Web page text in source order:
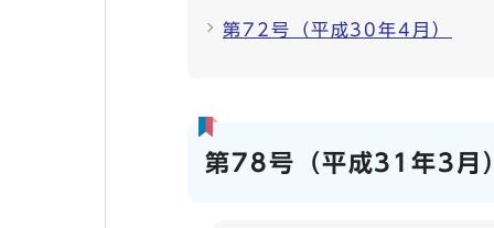
第72号（平成30年4月）
第78号（平成31年3月